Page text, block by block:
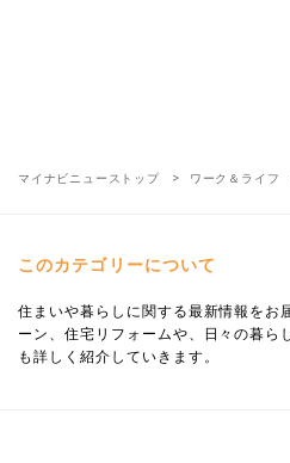
マイナビニューストップ ワーク＆ライフ
このカテゴリーについて
住まいや暮らしに関する最新情報をお
ーン、住宅リフォームや、日々の暮ら
も詳しく紹介していきます。